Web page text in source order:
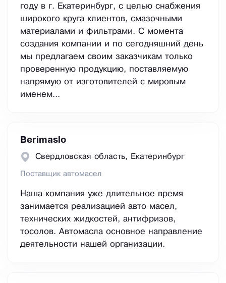
году в г. Екатеринбург, с целью снабжения
широкого круга клиентов, смазочными
материалами и фильтрами. С момента
создания компании и по сегодняшний день
мы предлагаем своим заказчикам только
проверенную продукцию, поставляемую
напрямую от изготовителей с мировым
именем...
Berimaslo
Свердловская область, Екатеринбург
Поставщик автомасел
Наша компания уже длительное время
занимается реализацией авто масел,
технических жидкостей, антифризов,
тосолов. Автомасла основное направление
деятельности нашей организации.